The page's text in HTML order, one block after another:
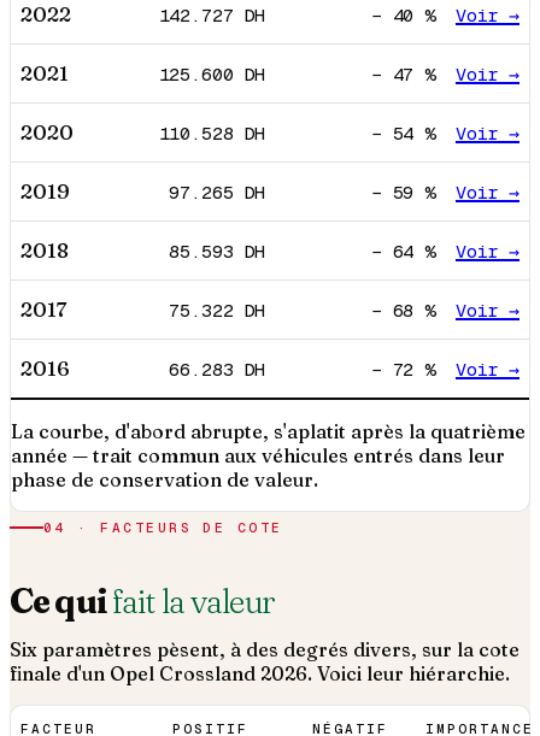
2022 142.727 DH − 40 % Voir →
2021 125.600 DH − 47 % Voir →
2020 110.528 DH − 54 % Voir →
2019 97.265 DH − 59 % Voir →
2018 85.593 DH − 64 % Voir →
2017 75.322 DH − 68 % Voir →
2016 66.283 DH − 72 % Voir →
La courbe, d'abord abrupte, s'aplatit après la quatrième
année — trait commun aux véhicules entrés dans leur
phase de conservation de valeur.
04 · FACTEURS DE COTE
Ce quifait la valeur
Six paramètres pèsent, à des degrés divers, sur la cote
finale d'un Opel Crossland 2026. Voici leur hiérarchie.
FACTEUR POSITIF NÉGATIF IMPORTANCE